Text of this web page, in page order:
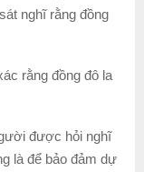
nghĩ rằng đồng
rằng đồng đô la
được hỏi nghĩ
là để bảo đảm dự